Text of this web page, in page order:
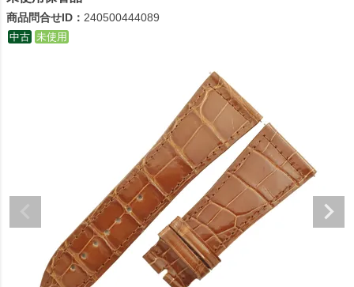
商品問合せID： 240500444089
中古 未使用